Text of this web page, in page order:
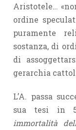
Aristotele…
ordine
puramente
sostanza, di
di
gerarchia
L’A. passa
sua tesi in
immortalità